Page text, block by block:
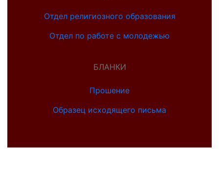
Отдел религиозного образования
Отдел по работе с молодежью
БЛАНКИ
Прошение
Образец исходящего письма